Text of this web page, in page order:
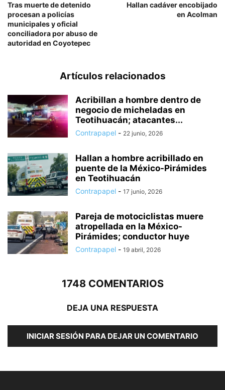
Tras muerte de detenido
procesan a policías
municipales y oficial
conciliadora por abuso de
autoridad en Coyotepec
Hallan cadáver encobijado
en Acolman
Artículos relacionados
Acribillan a hombre dentro de
negocio de micheladas en
Teotihuacán; atacantes...
Contrapapel - 22 junio, 2026
Hallan a hombre acribillado en
puente de la México-Pirámides
en Teotihuacán
Contrapapel - 17 junio, 2026
Pareja de motociclistas muere
atropellada en la México-
Pirámides; conductor huye
Contrapapel - 19 abril, 2026
1748 COMENTARIOS
DEJA UNA RESPUESTA
INICIAR SESIÓN PARA DEJAR UN COMENTARIO